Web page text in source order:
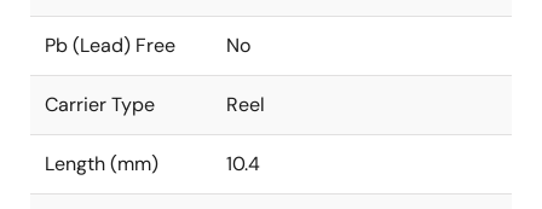
Pb (Lead) Free No
Carrier Type Reel
Length (mm) 10.4